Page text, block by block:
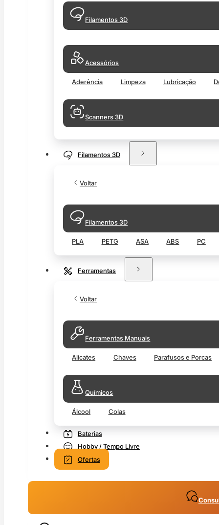
Filamentos 3D
Acessórios
Aderência Limpeza Lubricação
Scanners 3D
Filamentos 3D
Voltar
Filamentos 3D
PLA PETG ASA ABS PC
Ferramentas
Voltar
Ferramentas Manuais
Alicates Chaves Parafusos e Porcas
Químicos
Álcool Colas
Baterias
Hobby / Tempo Livre
Ofertas